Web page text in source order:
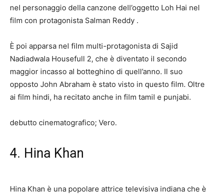
nel personaggio della canzone dell’oggetto Loh Hai nel
film con protagonista Salman Reddy .
È poi apparsa nel film multi-protagonista di Sajid
Nadiadwala Housefull 2, che è diventato il secondo
maggior incasso al botteghino di quell’anno. Il suo
opposto John Abraham è stato visto in questo film. Oltre
ai film hindi, ha recitato anche in film tamil e punjabi.
debutto cinematografico; Vero.
4. Hina Khan
Hina Khan è una popolare attrice televisiva indiana che è